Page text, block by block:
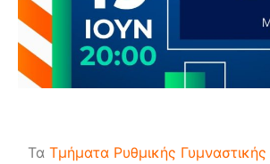
Τα Τμήματα Ρυθμικής Γυμναστικής